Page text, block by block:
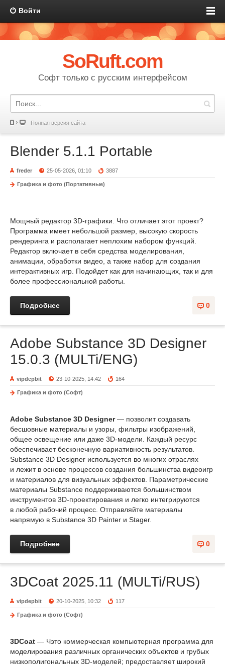
Войти
SoRuft.com
Софт только с русским интерфейсом
Полная версия сайта
Blender 5.1.1 Portable
freder 25-05-2026, 01:10 3887
Графика и фото (Портативные)
Мощный редактор 3D-графики. Что отличает этот проект?
Программа имеет небольшой размер, высокую скорость
рендеринга и располагает неплохим набором функций.
Редактор включает в себя средства моделирования,
анимации, обработки видео, а также набор для создания
интерактивных игр. Подойдет как для начинающих, так и для
более профессиональной работы.
0
Подробнее
Adobe Substance 3D Designer
15.0.3 (MULTi/ENG)
vipdepbit 23-10-2025, 14:42 164
Графика и фото (Софт)
Adobe Substance 3D Designer— позволит создавать
бесшовные материалы и узоры, фильтры изображений,
общее освещение или даже 3D-модели. Каждый ресурс
обеспечивает бесконечную вариативность результатов.
Substance 3D Designer используется во многих отраслях
и лежит в основе процессов создания большинства видеоигр
и материалов для визуальных эффектов. Параметрические
материалы Substance поддерживаются большинством
инструментов 3D-проектирования и легко интегрируются
в любой рабочий процесс. Отправляйте материалы
напрямую в Substance 3D Painter и Stager.
0
Подробнее
3DCoat 2025.11 (MULTi/RUS)
vipdepbit 20-10-2025, 10:32 117
Графика и фото (Софт)
3DCoat — Чэто коммерческая компьютерная программа для
моделирования различных органических объектов и грубых
низкополигональных 3D-моделей; предоставляет широкий